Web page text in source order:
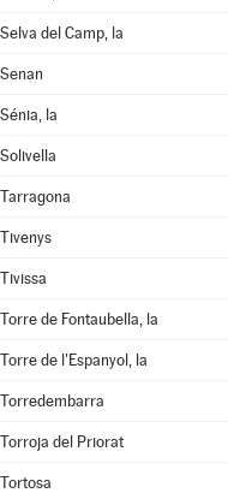
Selva del Camp, la
Senan
Sénia, la
Solivella
Tarragona
Tivenys
Tivissa
Torre de Fontaubella, la
Torre de l'Espanyol, la
Torredembarra
Torroja del Priorat
Tortosa